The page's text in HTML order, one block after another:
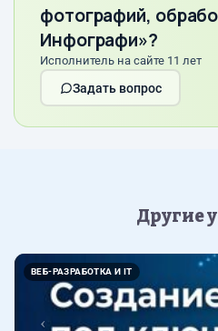
фотографий,
Инфографи»?
Исполнитель на сайте 11 лет
Задать вопрос
Другие
ВЕБ-РАЗРАБОТКА И IT
Назад